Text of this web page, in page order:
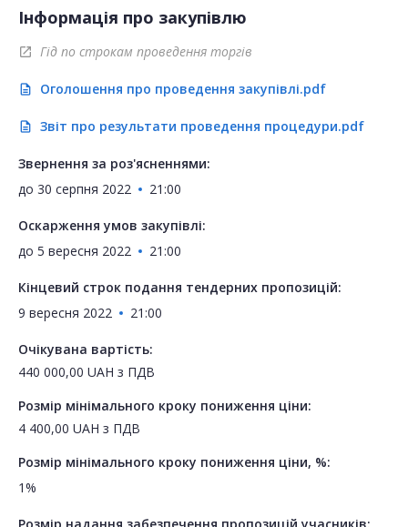
Інформація про закупівлю
open_in_new Гід по строкам проведення торгів
description Оголошення про проведення закупівлі.pdf
description Звіт про результати проведення процедури.pdf
Звернення за роз'ясненнями:
до 30 серпня 2022 21:00
Оскарження умов закупівлі:
до 5 вересня 2022 21:00
Кінцевий строк подання тендерних пропозицій:
9 вересня 2022
21:00
Очікувана вартість:
440 000,00 UAH з ПДВ
Розмір мінімального кроку пониження ціни:
4 400,00 UAH з ПДВ
Розмір мінімального кроку пониження ціни, %:
1%